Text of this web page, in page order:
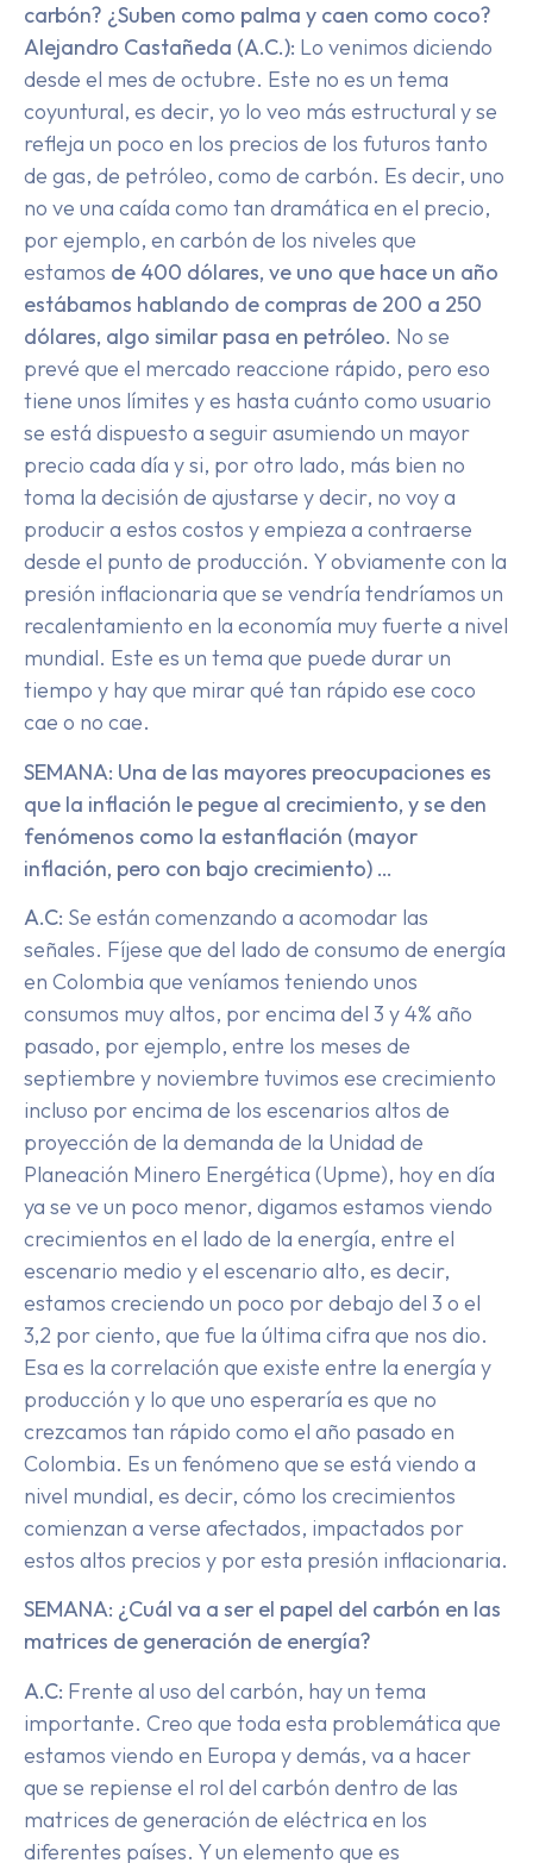
carbón? ¿Suben como palma y caen como coco?
Alejandro Castañeda (A.C.): Lo venimos diciendo
desde el mes de octubre. Este no es un tema
coyuntural, es decir, yo lo veo más estructural y se
refleja un poco en los precios de los futuros tanto
de gas, de petróleo, como de carbón. Es decir, uno
no ve una caída como tan dramática en el precio,
por ejemplo, en carbón de los niveles que
estamos de 400 dólares, ve uno que hace un año
estábamos hablando de compras de 200 a 250
dólares, algo similar pasa en petróleo. No se
prevé que el mercado reaccione rápido, pero eso
tiene unos límites y es hasta cuánto como usuario
se está dispuesto a seguir asumiendo un mayor
precio cada día y si, por otro lado, más bien no
toma la decisión de ajustarse y decir, no voy a
producir a estos costos y empieza a contraerse
desde el punto de producción. Y obviamente con la
presión inflacionaria que se vendría tendríamos un
recalentamiento en la economía muy fuerte a nivel
mundial. Este es un tema que puede durar un
tiempo y hay que mirar qué tan rápido ese coco
cae o no cae.
SEMANA: Una de las mayores preocupaciones es
que la inflación le pegue al crecimiento, y se den
fenómenos como la estanflación (mayor
inflación, pero con bajo crecimiento) …
A.C: Se están comenzando a acomodar las
señales. Fíjese que del lado de consumo de energía
en Colombia que veníamos teniendo unos
consumos muy altos, por encima del 3 y 4% año
pasado, por ejemplo, entre los meses de
septiembre y noviembre tuvimos ese crecimiento
incluso por encima de los escenarios altos de
proyección de la demanda de la Unidad de
Planeación Minero Energética (Upme), hoy en día
ya se ve un poco menor, digamos estamos viendo
crecimientos en el lado de la energía, entre el
escenario medio y el escenario alto, es decir,
estamos creciendo un poco por debajo del 3 o el
3,2 por ciento, que fue la última cifra que nos dio.
Esa es la correlación que existe entre la energía y
producción y lo que uno esperaría es que no
crezcamos tan rápido como el año pasado en
Colombia. Es un fenómeno que se está viendo a
nivel mundial, es decir, cómo los crecimientos
comienzan a verse afectados, impactados por
estos altos precios y por esta presión inflacionaria.
SEMANA: ¿Cuál va a ser el papel del carbón en las
matrices de generación de energía?
A.C: Frente al uso del carbón, hay un tema
importante. Creo que toda esta problemática que
estamos viendo en Europa y demás, va a hacer
que se repiense el rol del carbón dentro de las
matrices de generación de eléctrica en los
diferentes países. Y un elemento que es